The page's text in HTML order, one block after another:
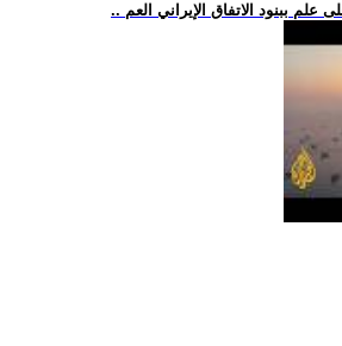
علم ببنود الاتفاق الإيراني العم